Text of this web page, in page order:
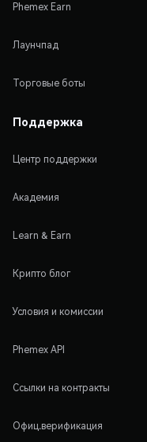
Phemex Earn
Лаунчпад
Торговые боты
Поддержка
Центр поддержки
Академия
Learn & Earn
Крипто блог
Условия и комиссии
Phemex API
Ссылки на контракты
Офиц.верификация